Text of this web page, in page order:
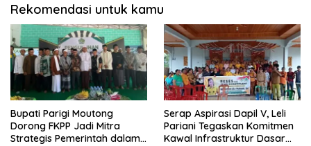
Rekomendasi untuk kamu
Bupati Parigi Moutong
Dorong FKPP Jadi Mitra
Strategis Pemerintah dalam
Serap Aspirasi Dapil V, Leli
Pariani Tegaskan Komitmen
Kawal Infrastruktur Dasar